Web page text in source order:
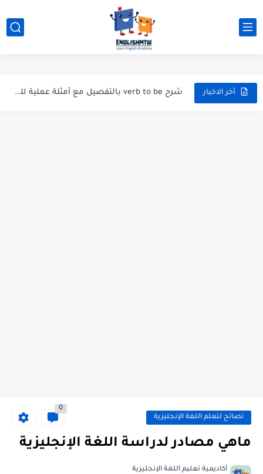
أخر الاخبار شرح verb to be بالتفصيل مع أمثلة عملية للمبتدئين
نصائح لتعلم اللغة الإنجليزية
0
ماهي مصادر لدراسة اللغة الإنجليزية
أكاديمية تعليم اللغة الإنجليزية